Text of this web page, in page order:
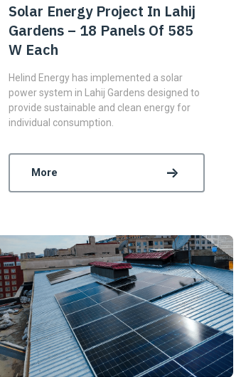
Solar Energy Project In Lahij
Gardens – 18 Panels Of 585
W Each
Helind Energy has implemented a solar
power system in Lahij Gardens designed to
provide sustainable and clean energy for
individual consumption.
More